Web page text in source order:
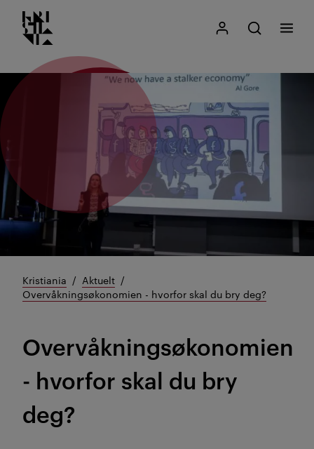
Gå
til
innhold
Kristiania logo
Mitt Kristiania
Åpne søk
Søk
Meny
Kristiania
Aktuelt
Overvåkningsøkonomien - hvorfor skal du bry deg?
Overvåkningsøkonomien
- hvorfor skal du bry
deg?